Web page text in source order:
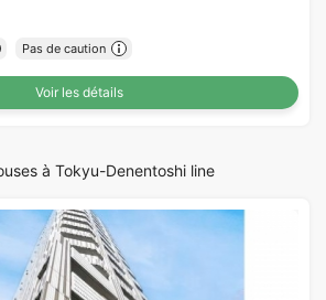
Pas de caution
Voir les détails
à Tokyu-Denentoshi line